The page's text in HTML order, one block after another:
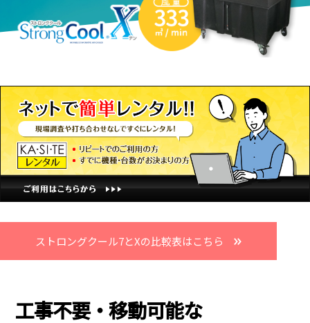
ストロングクール7とXの比較表はこちら
工事不要・移動可能な